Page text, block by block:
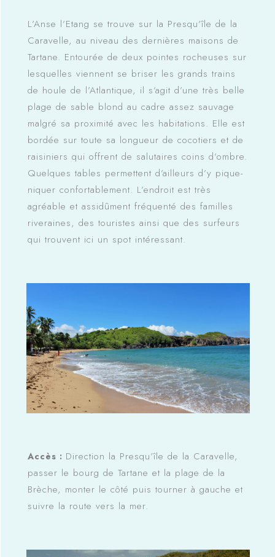
L’Anse l’Etang se trouve sur la Presqu’île de la
Caravelle, au niveau des dernières maisons de
Tartane. Entourée de deux pointes rocheuses sur
lesquelles viennent se briser les grands trains
de houle de l’Atlantique, il s’agit d’une très belle
plage de sable blond au cadre assez sauvage
malgré sa proximité avec les habitations. Elle est
bordée sur toute sa longueur de cocotiers et de
raisiniers qui offrent de salutaires coins d’ombre.
Quelques tables permettent d’ailleurs d’y pique-
niquer confortablement. L’endroit est très
agréable et assidûment fréquenté des familles
riveraines, des touristes ainsi que des surfeurs
qui trouvent ici un spot intéressant.
Accès : Direction la Presqu’île de la Caravelle,
passer le bourg de Tartane et la plage de la
Brèche, monter le côté puis tourner à gauche et
suivre la route vers la mer.